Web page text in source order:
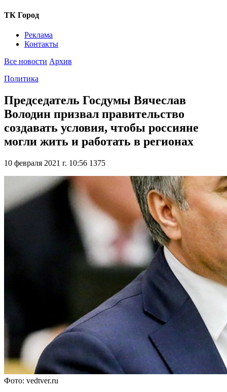
ТК Город
Реклама
Контакты
Все новости Архив
Политика
Председатель Госдумы Вячеслав
Володин призвал правительство
создавать условия, чтобы россияне
могли жить и работать в регионах
10 февраля 2021 г. 10:56 1375
Фото: vedtver.ru